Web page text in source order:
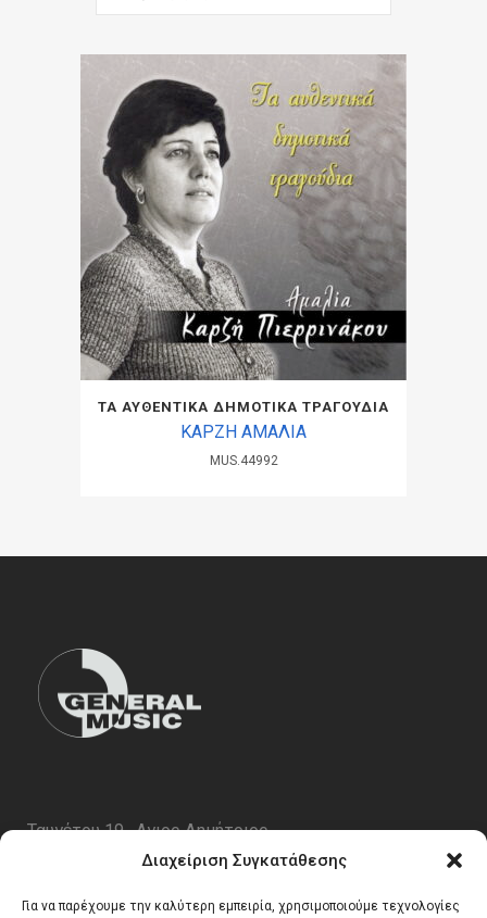
Διαχείριση Συγκατάθεσης
Για να παρέχουμε την καλύτερη εμπειρία, χρησιμοποιούμε τεχνολογίες
ΤΑ ΑΥΘΕΝΤΙΚΑ ΔΗΜΟΤΙΚΑ ΤΡΑΓΟΥΔΙΑ
ΚΑΡΖΗ ΑΜΑΛΙΑ
MUS.44992
Ταυγέτου 19 , Αγιος Δημήτριος